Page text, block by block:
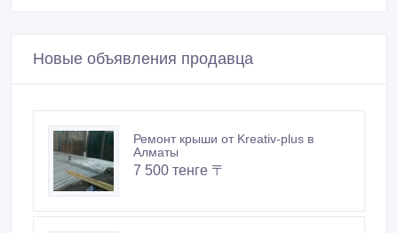
Новые объявления продавца
Ремонт крыши от Kreativ-plus в
Алматы
7 500 тенге 〒